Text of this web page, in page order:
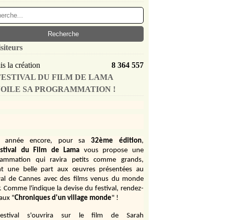
la création
8 364 557
DU FILM DE LAMA
SA PROGRAMMATION !
année encore, pour sa 32ème édition,
du Film de Lama vous propose une
qui ravira petits comme grands,
une belle part aux œuvres présentées au
de Cannes avec des films venus du monde
Comme l'indique la devise du festival, rendez-
"Chroniques d'un village monde" !
s'ouvrira sur le film de Sarah